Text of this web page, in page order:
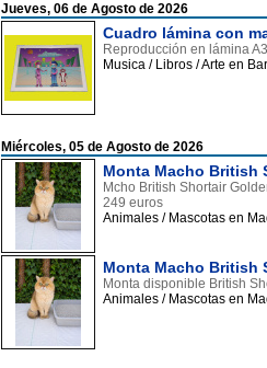
Jueves, 06 de Agosto de 2026
Cuadro lámina con
Reproducción en lámina
Musica / Libros / Arte en
Miércoles, 05 de Agosto de 2026
Monta Macho British
Mcho British Shortair
249 euros
Animales / Mascotas en
Monta Macho British
Monta disponible British
Animales / Mascotas en